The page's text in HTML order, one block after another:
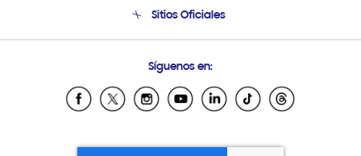
Condiciones de Compra
Soporte vía eMail
Sitios Oficiales
Samsung Ecuador
Samsung El Salvador
Samsung Honduras
Síguenos en: